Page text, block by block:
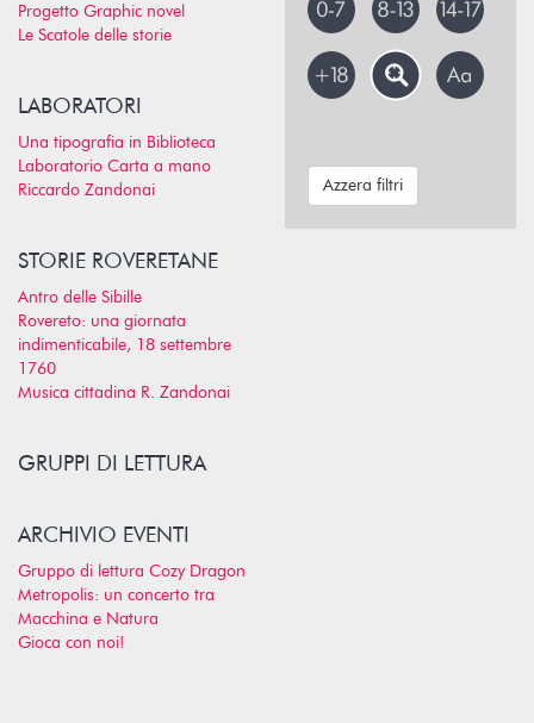
Progetto Graphic novel
Le Scatole delle storie
LABORATORI
Una tipografia in Biblioteca
Laboratorio Carta a mano
Riccardo Zandonai
STORIE ROVERETANE
Antro delle Sibille
Rovereto: una giornata
indimenticabile, 18 settembre
1760
Musica cittadina R. Zandonai
GRUPPI DI LETTURA
ARCHIVIO EVENTI
Gruppo di lettura Cozy Dragon
Metropolis: un concerto tra
Macchina e Natura
Gioca con noi!
Azzera filtri